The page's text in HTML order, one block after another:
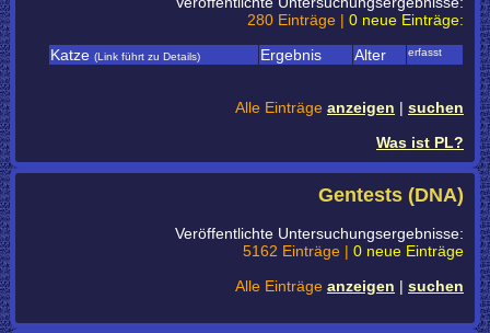
280 Einträge | 0 neue Einträge:
Katze (Link führt zu Details) Ergebnis Alter erfasst
Alle Einträge anzeigen | suchen
Was ist PL?
Gentests (DNA)
Veröffentlichte Untersuchungsergebnisse:
5162 Einträge | 0 neue Einträge
Alle Einträge anzeigen | suchen